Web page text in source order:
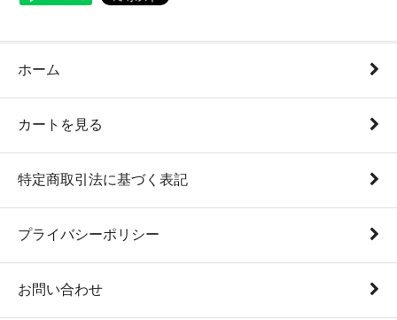
ホーム
カートを見る
特定商取引法に基づく表記
プライバシーポリシー
お問い合わせ